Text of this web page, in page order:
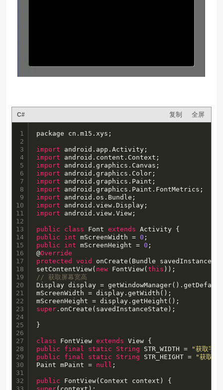
C# 复制 全屏
1
2
3
4
5
6
7
8
9
10
11
12
13
14
15
16
17
18
19
20
21
22
23
24
25
26
27
28
29
30
31
32
package cn.m15.xys;
import
import
import
import
import
import
import
import
import android.view.View;
public class Font extends
public
int mScreenWidth = 0
public
int mScreenHeight = 0 ;
@Override
protected
void
onCreate(Bundle
setContentView( new FontView(this
// 获取屏幕宽高
Display display =
mScreenWidth = display.getWidth();
super .onCreate(savedInstanceState);
}
class FontView extends
public
final static String STR_WIDTH =
"获取字
public
final static String STR_HEIGHT =
"获取字
Paint mPaint = null ;
public